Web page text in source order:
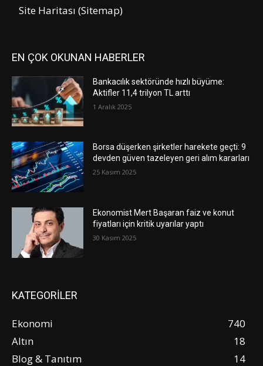
Site Haritası (Sitemap)
EN ÇOK OKUNAN HABERLER
Bankacılık sektöründe hızlı büyüme:
Aktifler 11,4 trilyon TL arttı
1 Aralık 2025
Borsa düşerken şirketler harekete geçti: 9
devden güven tazeleyen geri alım kararları
25 Kasım 2025
Ekonomist Mert Başaran faiz ve konut
fiyatları için kritik uyarılar yaptı
30 Kasım 2025
KATEGORİLER
Ekonomi
740
Altın
18
Blog & Tanıtım
14